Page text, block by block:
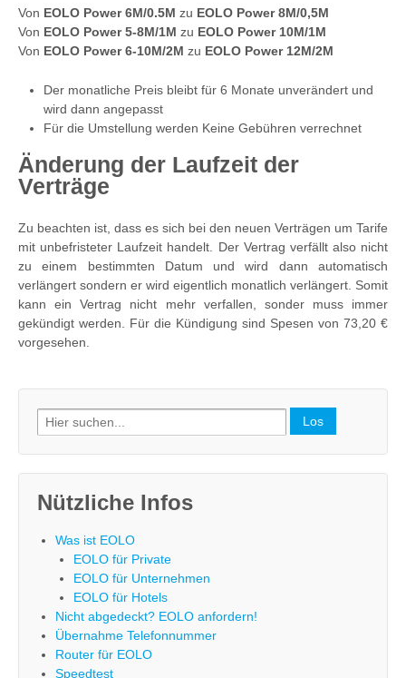
Von EOLO Power 6M/0.5M zu EOLO Power 8M/0,5M
Von EOLO Power 5-8M/1M zu EOLO Power 10M/1M
Von EOLO Power 6-10M/2M zu EOLO Power 12M/2M
Der monatliche Preis bleibt für 6 Monate unverändert und
wird dann angepasst
Für die Umstellung werden Keine Gebühren verrechnet
Änderung der Laufzeit der
Verträge
Zu beachten ist, dass es sich bei den neuen Verträgen um Tarife
mit unbefristeter Laufzeit handelt. Der Vertrag verfällt also nicht
zu einem bestimmten Datum und wird dann automatisch
verlängert sondern er wird eigentlich monatlich verlängert. Somit
kann ein Vertrag nicht mehr verfallen, sonder muss immer
gekündigt werden. Für die Kündigung sind Spesen von 73,20 €
vorgesehen.
Search
for:
Nützliche Infos
Was ist EOLO
EOLO für Private
EOLO für Unternehmen
EOLO für Hotels
Nicht abgedeckt? EOLO anfordern!
Übernahme Telefonnummer
Router für EOLO
Speedtest